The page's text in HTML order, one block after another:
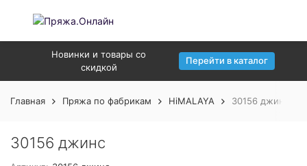
Новинки и товары со
скидкой
Перейти в каталог
Главная Пряжа по фабрикам HiMALAYA 30156 джинс
30156 джинс